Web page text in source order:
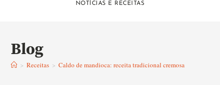
NOTÍCIAS E RECEITAS
Blog
> Receitas > Caldo de mandioca: receita tradicional cremosa